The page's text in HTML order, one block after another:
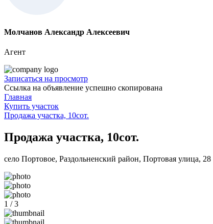
Молчанов Александр Алексеевич
Агент
Записаться на просмотр
Ссылка на объявление успешно скопирована
Главная
Купить участок
Продажа участка, 10сот.
Продажа участка, 10сот.
село Портовое, Раздольненский район, Портовая улица, 28
1 / 3